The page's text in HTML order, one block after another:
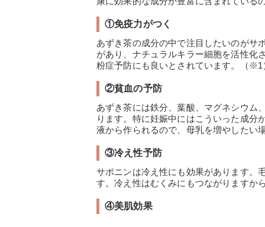
①免疫力がつく
あずき茶の成分の中で注目したいのがサ
があり、ナチュラルキラー細胞を活性化
粉症予防にも良いとされています。（※1
②貧血の予防
あずき茶には鉄分、葉酸、マグネシウム
ります。特に妊娠中にはこういった成分
液から作られるので、母乳を増やしたい
③冷え性予防
サポニンは冷え性にも効果があります。
す。冷え性はむくみにもつながりますか
④美肌効果